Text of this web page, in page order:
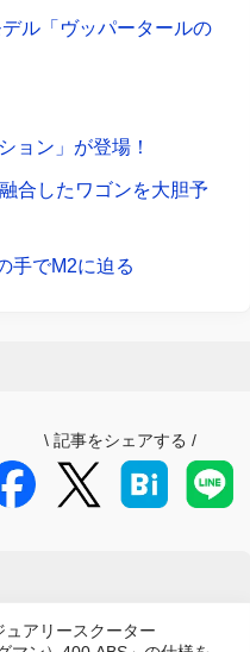
ル「ヴッパータールの
ョン」が登場！
合したワゴンを大胆予
手でM2に迫る
\ 記事をシェアする /
アリースクーター